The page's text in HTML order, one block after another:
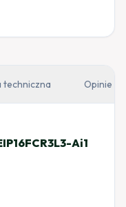
techniczna Opinie
Ai1